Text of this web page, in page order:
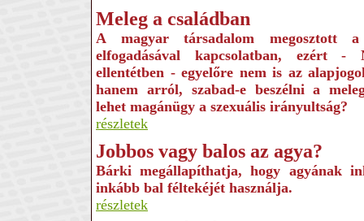
Meleg a családban
A magyar társadalom megosztott a
elfogadásával kapcsolatban, ezért -
ellentétben - egyelőre nem is az
hanem arról, szabad-e beszélni a
lehet magánügy a szexuális irányultság?
részletek
Jobbos vagy balos az agya?
Bárki megállapíthatja, hogy agyának
inkább bal féltekéjét használja.
részletek